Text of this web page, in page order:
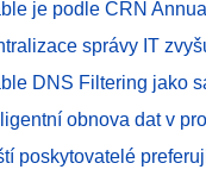
je podle CRN
správy IT
DNS Filtering jako
obnova dat v
poskytovatelé